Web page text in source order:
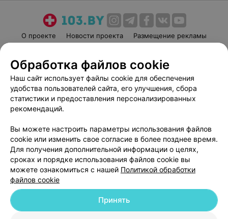
О проекте Новости проекта
Размещение рекламы
Пользовательское соглашение
Способы оплаты
Вакансии
Партнеры
Написать руководителю 103.by
Обработка персональных данных
© 2026 ООО «Артокс Лаб», УНП 191700409
| 220012, Республика Беларусь,
Обработка файлов cookie
Наш сайт использует файлы cookie для обеспечения
удобства пользователей сайта, его улучшения, сбора
статистики и предоставления персонализированных
рекомендаций.
Вы можете настроить параметры использования файлов
cookie или изменить свое согласие в более позднее время.
Для получения дополнительной информации о целях,
сроках и порядке использования файлов cookie вы
можете ознакомиться с нашей Политикой обработки
файлов cookie
Принять